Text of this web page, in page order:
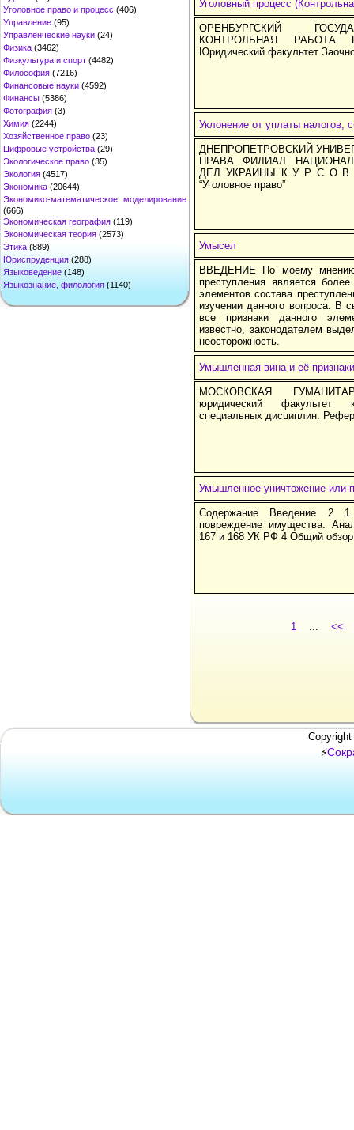
Уголовное право и процесс (406)
Управление (95)
Управленческие науки (24)
Физика (3462)
Физкультура и спорт (4482)
Философия (7216)
Финансовые науки (4592)
Финансы (5386)
Фотография (3)
Химия (2244)
Хозяйственное право (23)
Цифровые устройства (29)
Экологическое право (35)
Экология (4517)
Экономика (20644)
Экономико-математическое моделирование
(666)
Экономическая география (119)
Экономическая теория (2573)
Этика (889)
Юриспруденция (288)
Языковедение (148)
Языкознание, филология (1140)
Уголовный процесс
ОРЕНБУРГСКИЙ
КОНТРОЛЬНАЯ РАБОТА
Юридический факультет
Уклонение от уплаты налогов,
ДНЕПРОПЕТРОВСКИЙ
ПРАВА ФИЛИАЛ
ДЕЛ УКРАИНЫ К У Р С О В
“Уголовное право”
Умысел
ВВЕДЕНИЕ По моему мнению,
преступления является
элементов состава
изучении данного вопроса. В
все признаки данного
известно, законодателем
неосторожность.
Умышленная вина и её признаки
МОСКОВСКАЯ
юридический факультет
специальных дисциплин.
Умышленное уничтожение или
Содержание Введение 2
повреждение имущества.
167 и 168 УК РФ 4 Общий обзор
1... <<
⚡